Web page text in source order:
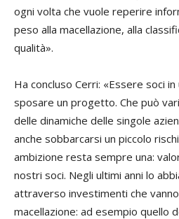
ogni volta che vuole reperire
peso alla macellazione, alla
qualità».
Ha concluso Cerri: «Essere soci
sposare un progetto. Che può
delle dinamiche delle singole
anche sobbarcarsi un piccolo
ambizione resta sempre una:
nostri soci. Negli ultimi anni lo
attraverso investimenti che
macellazione: ad esempio quello